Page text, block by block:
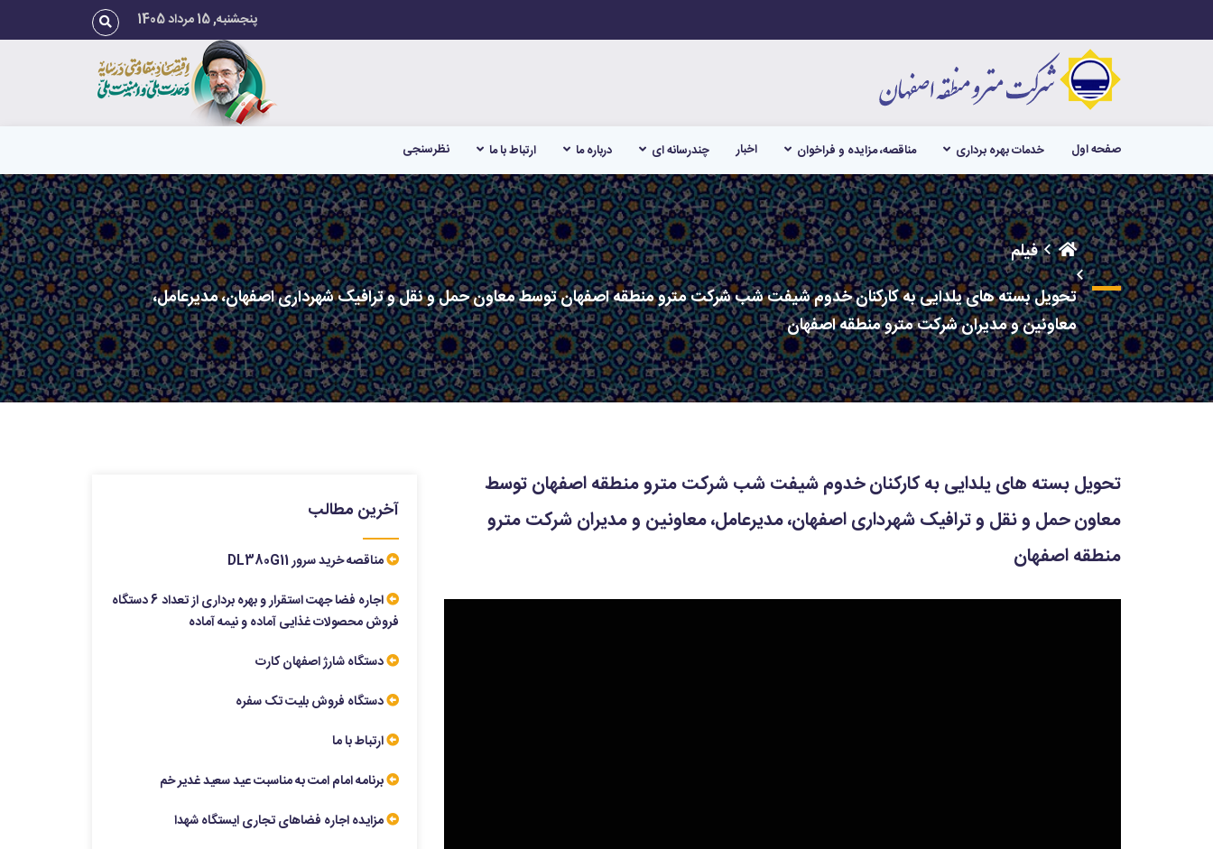
پنجشنبه, 15 مرداد 1405
صفحه اول خدمات بهره برداری مناقصه، مزایده و فراخوان اخبار چندرسانه ای درباره ما ارتباط با ما نظرسنجی
فیلم
تحویل بسته های یلدایی به کارکنان خدوم شیفت شب شرکت مترو منطقه اصفهان توسط معاون حمل و نقل و ترافیک شهرداری اصفهان، مدیرعامل،
معاونین و مدیران شرکت مترو منطقه اصفهان
تحویل بسته های یلدایی به کارکنان خدوم شیفت شب شرکت مترو منطقه اصفهان توسط
معاون حمل و نقل و ترافیک شهرداری اصفهان، مدیرعامل، معاونین و مدیران شرکت مترو
منطقه اصفهان
آخرین مطالب
مناقصه خرید سرور DL380G11
اجاره فضا جهت استقرار و بهره برداری از تعداد 6 دستگاه
فروش محصولات غذایی آماده و نیمه آماده
دستگاه شارژ اصفهان کارت
دستگاه فروش بلیت تک سفره
ارتباط با ما
برنامه امام امت به مناسبت عید سعید غدیر خم
مزایده اجاره فضاهای تجاری ایستگاه شهدا